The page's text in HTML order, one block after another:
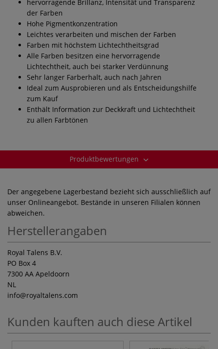
hervorragende Brillanz, Intensität und Transparenz
der Farben
Hohe Pigmentkonzentration
Leichtes verarbeiten und mischen der Farben
Farben mit höchstem Lichtechtheitsgrad
Alle Farben besitzen eine hervorragende
Lichtechtheit, auch bei starker Verdünnung
Sehr langer Farberhalt, auch nach Jahren
Ideal zum Ausprobieren und als Entscheidungshilfe
zum Kauf
Enthält Information zur Deckkraft und Lichtechtheit
zu allen Farbtönen
Produktbewertungen
Der angegebene Lagerbestand bezieht sich ausschließlich auf
unser Onlineangebot. Bestände in unseren Filialen können
abweichen.
Herstellerangaben
Royal Talens B.V.
PO Box 4
7300 AA Apeldoorn
NL
info@royaltalens.com
Kunden kauften auch diese Artikel